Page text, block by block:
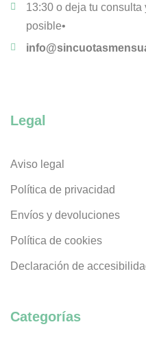
13:30 o deja tu
posible•
Legal
Aviso legal
Política de privacidad
Envíos y devoluciones
Política de cookies
Declaración de
Categorías